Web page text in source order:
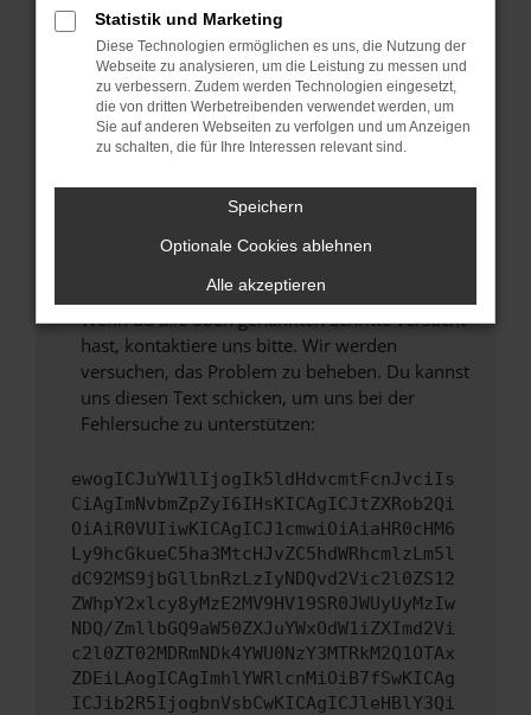
Starte dein Gerät neu.
Das kann manchmal helfen, vorübergehende
Probleme zu beheben.
Stelle sicher, dass dein Browser und dein
Betriebssystem auf dem neuesten Stand
sind.
Sicherheitsrisiko, sondern kann auch dazu
unterstützt werden.
Wende dich an den Webseitenbetreiber.
Wenn du alle oben genannten Schritte versucht
hast, kontaktiere uns bitte. Wir werden
versuchen, das Problem zu beheben. Du kannst
uns diesen Text schicken, um uns bei der
Fehlersuche zu unterstützen:
ewogICJuYW1lIjogIk5ldHdvcmtFcnJvciIs
CiAgImNvbmZpZyI6IHsKICAgICJtZXRob2Qi
OiAiR0VUIiwKICAgICJ1cmwiOiAiaHR0cHM6
Ly9hcGkueC5ha3MtcHJvZC5hdWRhcmlzLm5l
dC92MS9jbGllbnRzLzIyNDQvd2Vic2l0ZS12
ZWhpY2xlcy8yMzE2MV9HV19SR0JWUyUyMzIw
NDQ/ZmllbGQ9aW50ZXJuYWxOdW1iZXImd2Vi
c2l0ZT02MDRmNDk4YWU0NzY3MTRkM2Q1OTAx
ZDEiLAogICAgImhlYWRlcnMiOiB7fSwKICAg
ICJib2R5IjogbnVsbCwKICAgICJleHBlY3Qi
Statistik und Marketing
Diese Technologien ermöglichen es uns, die Nutzung der
Webseite zu analysieren, um die Leistung zu messen und
zu verbessern. Zudem werden Technologien eingesetzt,
die von dritten Werbetreibenden verwendet werden, um
Sie auf anderen Webseiten zu verfolgen und um Anzeigen
zu schalten, die für Ihre Interessen relevant sind.
Speichern
Optionale Cookies ablehnen
Alle akzeptieren